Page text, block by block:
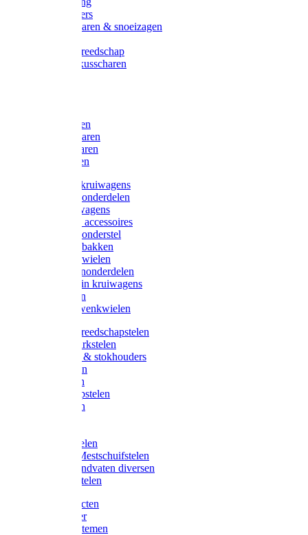
Robotmaaiers
Heggenscharen & snoeizagen
Klussen gereedschap
Gras & buxusscharen
Snoeischaren
Heggenscharen
Takkenscharen
Snoeimessen
Landbouwkruiwagens
Kruiwagenonderdelen
Bouwkruiwagens
Kruiwagen accessoires
Kruiwagenonderstel
Kruiwagenbakken
Kruiwagenwielen
Steekwagenonderdelen
Huis en Tuin kruiwagens
Steekwagen
Bok- en Zwenkwielen
Overige gereedschapstelen
Bezem-/Harkstelen
Handvaten & stokhouders
Hamerstelen
Spadestelen
Graanschopstelen
Schopstelen
Gardena stelen
Sneeuw- /Mestschuifstelen
Stelen / Handvaten diversen
Telescoopstelen
Tuin producten
Fruitplukker
Ophangsystemen